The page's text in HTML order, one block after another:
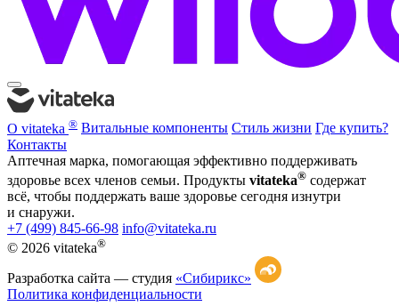
О vitateka ® Витальные компоненты Стиль жизни Где купить?
Контакты
Аптечная марка, помогающая эффективно поддерживать
здоровье всех членов семьи. Продукты vitateka® содержат
всё, чтобы поддержать ваше здоровье сегодня изнутри
и снаружи.
+7 (499) 845-66-98 info@vitateka.ru
© 2026 vitateka®
Разработка сайта — студия «Сибирикс»
Политика конфиденциальности